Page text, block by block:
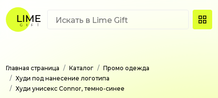
Главная страница Каталог
Промо одежда
Худи под нанесение логотипа
Худи унисекс Connor, темно-синее